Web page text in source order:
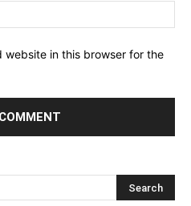
website in this browser for the